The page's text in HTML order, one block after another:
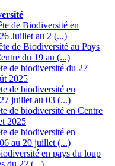
de Biodiversité en
Juillet au 2 (...)
de Biodiversité au Pays
du 19 au (...)
de biodiversité du 27
2025
de biodiversité en
juillet au 03 (...)
de biodiversité en Centre
2025
de biodiversité en
au 20 juillet (...)
en pays du loup
du 22 (...)